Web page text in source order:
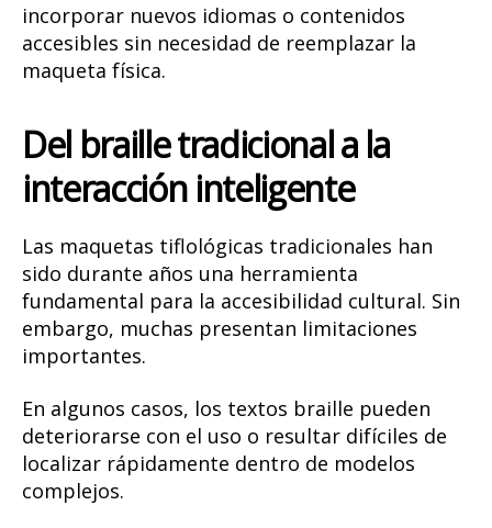
incorporar nuevos idiomas o contenidos
accesibles sin necesidad de reemplazar la
maqueta física.
Del braille tradicional a la
interacción inteligente
Las maquetas tiflológicas tradicionales han
sido durante años una herramienta
fundamental para la accesibilidad cultural. Sin
embargo, muchas presentan limitaciones
importantes.
En algunos casos, los textos braille pueden
deteriorarse con el uso o resultar difíciles de
localizar rápidamente dentro de modelos
complejos.